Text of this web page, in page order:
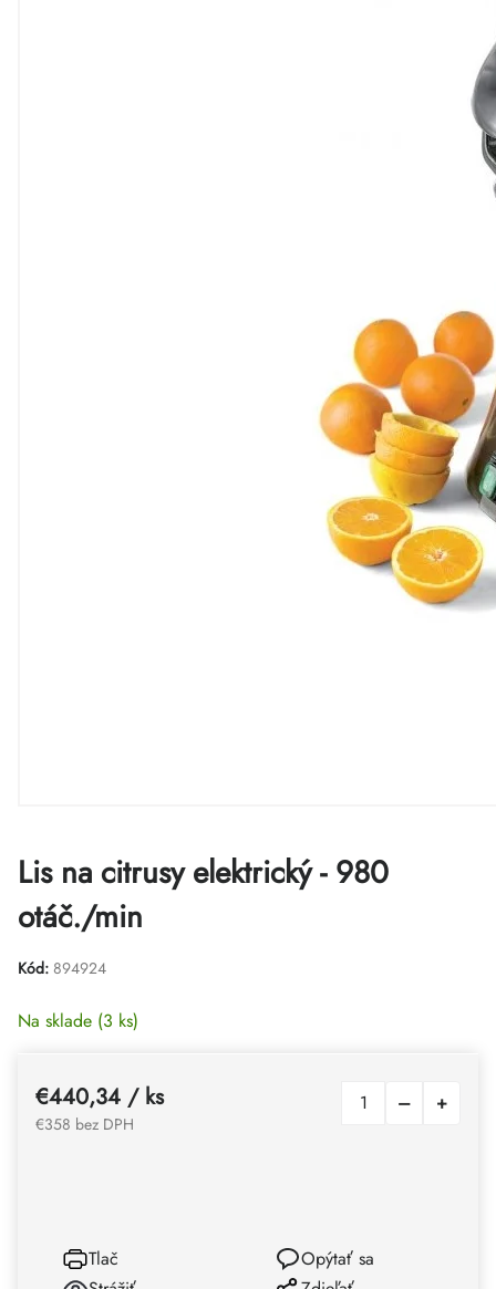
Lis na citrusy elektrický - 980
otáč./min
Kód: 894924
Na sklade (3 ks)
€440,34 / ks
€358 bez DPH
Tlač
Opýtať sa